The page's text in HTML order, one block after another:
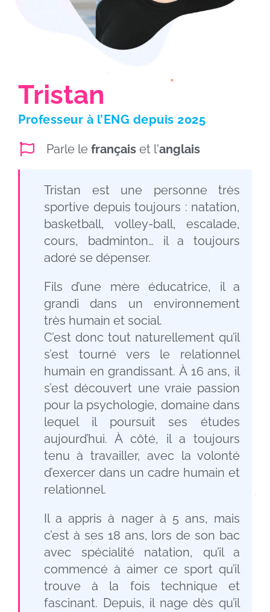
Tristan
Professeur à l’ENG depuis 2025
Parle le français et l'anglais
Tristan est une personne très
sportive depuis toujours : natation,
basketball, volley-ball, escalade,
cours, badminton… il a toujours
adoré se dépenser.
Fils d’une mère éducatrice, il a
grandi dans un environnement
très humain et social.
C’est donc tout naturellement qu’il
s’est tourné vers le relationnel
humain en grandissant. À 16 ans, il
s’est découvert une vraie passion
pour la psychologie, domaine dans
lequel il poursuit ses études
aujourd’hui. À côté, il a toujours
tenu à travailler, avec la volonté
d’exercer dans un cadre humain et
relationnel.
Il a appris à nager à 5 ans, mais
c’est à ses 18 ans, lors de son bac
avec spécialité natation, qu’il a
commencé à aimer ce sport qu’il
trouve à la fois technique et
fascinant. Depuis, il nage dès qu’il